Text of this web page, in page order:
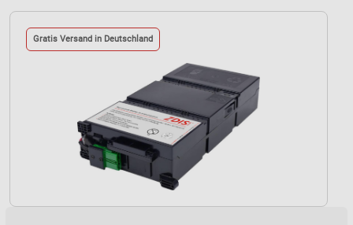
Gratis Versand in Deutschland